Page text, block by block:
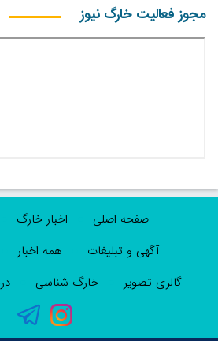
مجوز فعالیت خارگ نیوز
صفحه اصلی اخبار خارگ
آگهی و تبلیغات
همه اخبار
گالری تصویر
خارگ شناسی